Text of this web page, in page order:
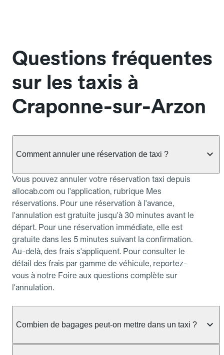
Questions fréquentes
sur les taxis à
Craponne-sur-Arzon
Comment annuler une réservation de taxi ?
Vous pouvez annuler votre réservation taxi depuis
allocab.com ou l'application, rubrique Mes
réservations. Pour une réservation à l'avance,
l'annulation est gratuite jusqu'à 30 minutes avant le
départ. Pour une réservation immédiate, elle est
gratuite dans les 5 minutes suivant la confirmation.
Au-delà, des frais s'appliquent. Pour consulter le
détail des frais par gamme de véhicule, reportez-
vous à notre Foire aux questions complète sur
l'annulation.
Combien de bagages peut-on mettre dans un taxi ?